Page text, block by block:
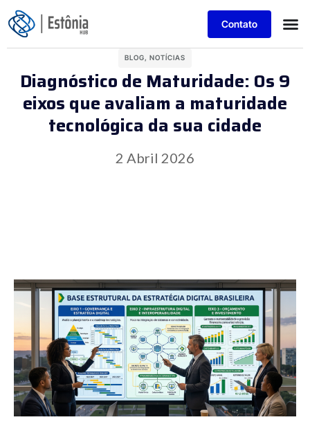
Contato
BLOG, NOTÍCIAS
Diagnóstico de Maturidade: Os 9
eixos que avaliam a maturidade
tecnológica da sua cidade
2 Abril 2026